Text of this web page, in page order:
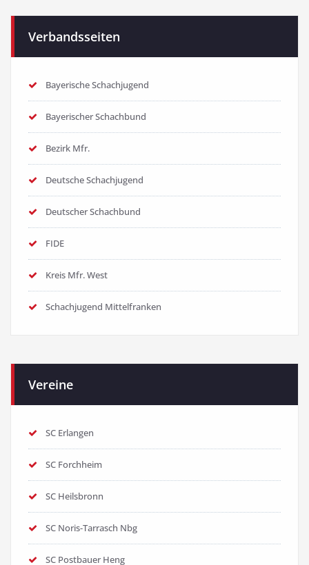
Verbandsseiten
Bayerische Schachjugend
Bayerischer Schachbund
Bezirk Mfr.
Deutsche Schachjugend
Deutscher Schachbund
FIDE
Kreis Mfr. West
Schachjugend Mittelfranken
Vereine
SC Erlangen
SC Forchheim
SC Heilsbronn
SC Noris-Tarrasch Nbg
SC Postbauer Heng